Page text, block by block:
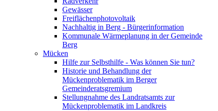
Gewässer
Freiflächenphotovoltaik
Nachhaltig in Berg - Bürgerinformation
Kommunale Wärmeplanung in der Gemeinde
Berg
Mücken
Hilfe zur Selbsthilfe - Was können Sie tun?
Historie und Behandlung der
Mückenproblematik im Berger
Gemeinderatsgremium
Stellungnahme des Landratsamts zur
Mückenproblematik im Landkreis